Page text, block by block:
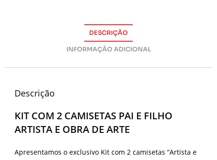
DESCRIÇÃO
INFORMAÇÃO ADICIONAL
Descrição
KIT COM 2 CAMISETAS PAI E FILHO
ARTISTA E OBRA DE ARTE
Apresentamos o exclusivo Kit com 2 camisetas “Artista e